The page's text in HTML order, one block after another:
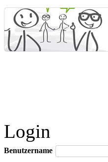
Login
Benutzername